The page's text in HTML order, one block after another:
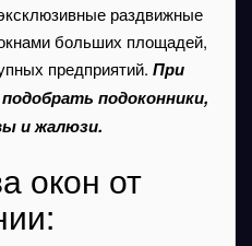
раздвижные
больших площадей,
предприятий. При
подоконники,
и жалюзи.
окон от